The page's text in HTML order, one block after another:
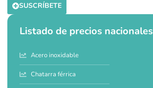
SUSCRÍBETE
Listado de precios nacionales
Acero inoxidable
Chatarra férrica